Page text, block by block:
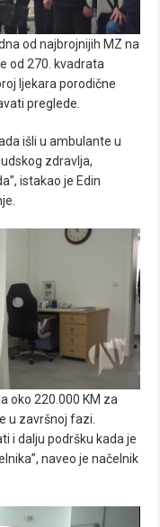
od najbrojnijih MZ na
od 270. kvadrata
ljekara porodične
preglede.
išli u ambulante u
zdravlja,
istakao je Edin
oko 220.000 KM za
u završnoj fazi.
i dalju podršku kada je
naveo je načelnik